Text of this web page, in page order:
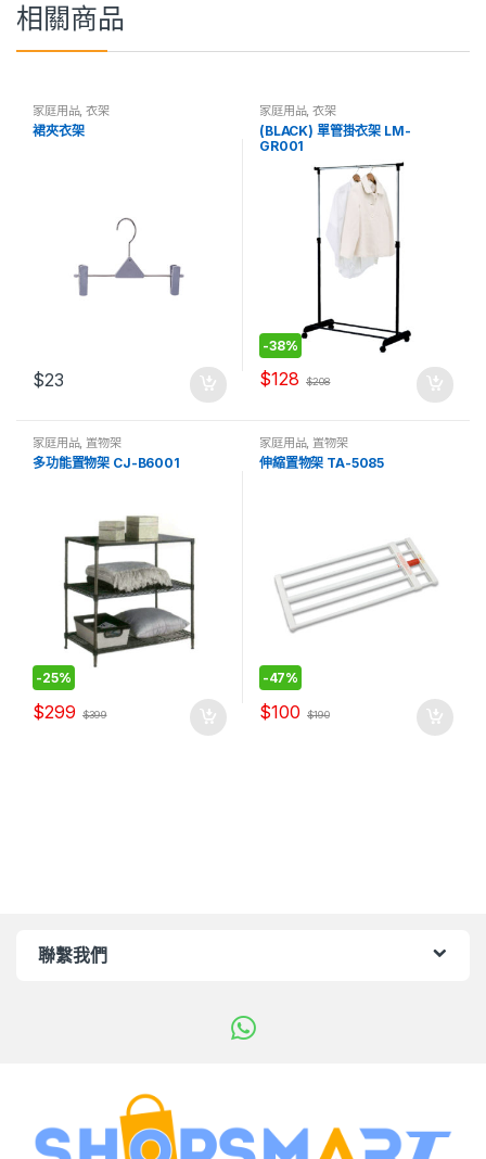
相關商品
家庭用品,衣架
裙夾衣架
$23
家庭用品,衣架
(BLACK) 單管掛衣架 LM-
GR001
-38%
$128 $208
家庭用品, 置物架
多功能置物架 CJ-B6001
-25%
$299 $399
家庭用品, 置物架
伸縮置物架 TA-5085
-47%
$100 $190
聯繫我們